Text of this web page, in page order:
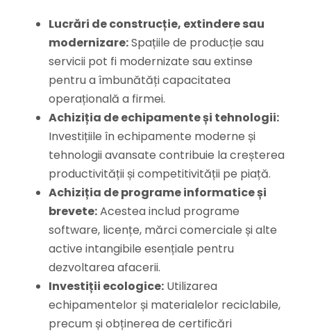
Lucrări de construcție, extindere sau
modernizare:Spațiile de producție sau
servicii pot fi modernizate sau extinse
pentru a îmbunătăți capacitatea
operațională a firmei.
Achiziția de echipamente și tehnologii:
Investițiile în echipamente moderne și
tehnologii avansate contribuie la creșterea
productivității și competitivității pe piață.
Achiziția de programe informatice și
brevete:Acestea includ programe
software, licențe, mărci comerciale și alte
active intangibile esențiale pentru
dezvoltarea afacerii.
Investiții ecologice: Utilizarea
echipamentelor și materialelor reciclabile,
precum și obținerea de certificări